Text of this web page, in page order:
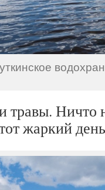
Ничто
жаркий